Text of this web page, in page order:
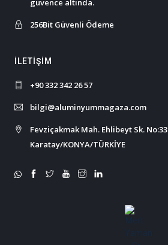
güvence altında.
256Bit Güvenli Ödeme
İLETIŞIM
+90 332 342 26 57
bilgi@aluminyummagaza.com
Fevziçakmak Mah. Ehlibeyt Sk. No:33
Karatay/KONYA/TÜRKİYE